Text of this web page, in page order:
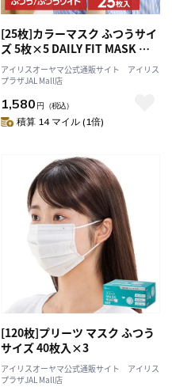
[25枚]カラーマスク ふつうサイ
ズ 5枚×5 DAILY FIT MASK ニ
ュアンスグレー
アイリスオーヤマ公式通販サイト アイリス
プラザJAL Mall店
1,580 円 （税込）
積算 14 マイル (1倍)
[120枚]プリーツ マスク ふつう
サイズ 40枚入×3
アイリスオーヤマ公式通販サイト アイリス
プラザJAL Mall店